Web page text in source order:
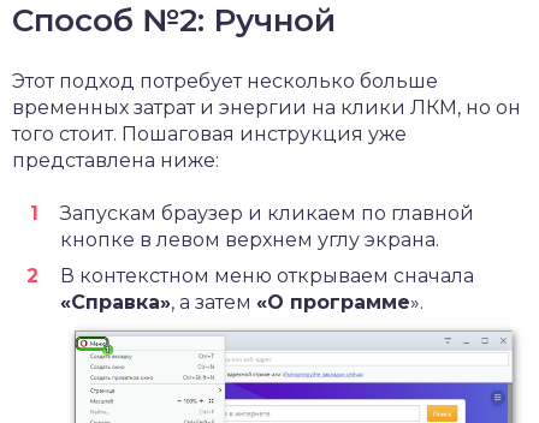
Способ №2: Ручной
Этот подход потребует несколько больше
временных затрат и энергии на клики ЛКМ, но он
того стоит. Пошаговая инструкция уже
представлена ниже:
Запускам браузер и кликаем по главной
кнопке в левом верхнем углу экрана.
В контекстном меню открываем сначала
«Справка», а затем «О программе».